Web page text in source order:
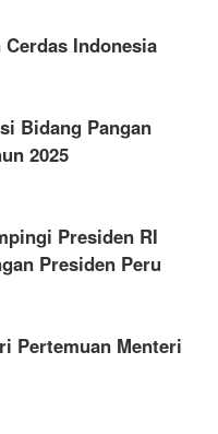
Indonesia
Bidang Pangan
2025
Presiden RI
Presiden Peru
Pertemuan Menteri